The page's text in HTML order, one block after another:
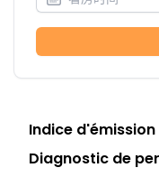
Indice
Diagnostic de